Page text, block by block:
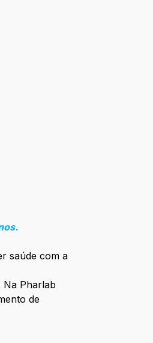
saúde com a
Na Pharlab
de